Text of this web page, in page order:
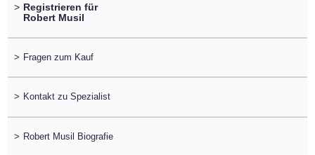
> Registrieren für
Robert Musil
> Fragen zum Kauf
> Kontakt zu Spezialist
> Robert Musil Biografie